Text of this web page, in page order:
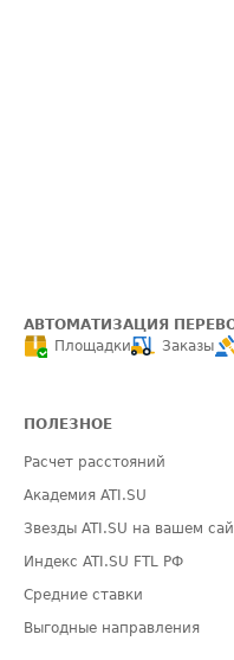
АВТОМАТИЗАЦИЯ
Площадки
Заказы
ПОЛЕЗНОЕ
Расчет расстояний
Академия ATI.SU
Звезды ATI.SU на вашем
Индекс ATI.SU FTL РФ
Средние ставки
Выгодные направления